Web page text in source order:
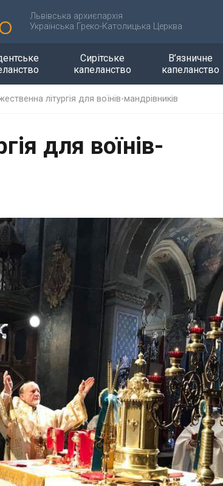
Львівська архиєпархія
Українська Греко-Католицька Церква
Сирітське
капеланство
В’язничне
капеланство
літургія для воїнів-мандрівників
для воїнів-